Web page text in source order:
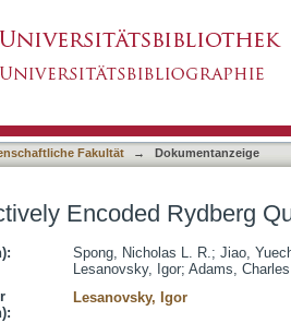
Fakultät → Dokumentanzeige
Encoded Rydberg
Spong, Nicholas L. R.; Jiao,
Lesanovsky, Igor; Adams,
Lesanovsky, Igor